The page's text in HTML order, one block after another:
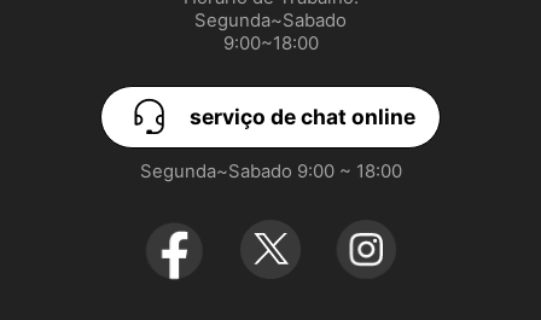
realme C75 5G
Segunda~Sabado
9:00~18:00
serviço de chat online
Segunda~Sabado 9:00 ~ 18:00